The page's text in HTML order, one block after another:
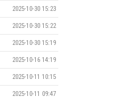
2025-10-30 15:23
2025-10-30 15:22
2025-10-30 15:19
2025-10-16 14:19
2025-10-11 10:15
2025-10-11 09:47